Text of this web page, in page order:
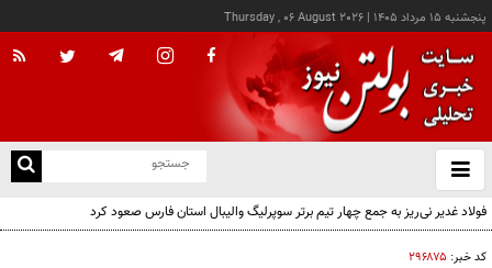
پنجشنبه ۱۵ مرداد ۱۴۰۵ |
Thursday , 06 August 2026
باز
و
فولاد غدیر نی‌ریز به جمع چهار تیم برتر سوپرلیگ والیبال استان فارس صعود کرد
کد خبر: ۲۹۶۸۷۵